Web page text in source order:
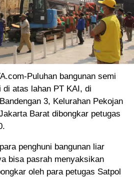
Puluhan bangunan semi
di atas lahan PT KAI, di
3, Kelurahan Pekojan
Barat dibongkar petugas
penghuni bangunan liar
bisa pasrah menyaksikan
oleh para petugas Satpol